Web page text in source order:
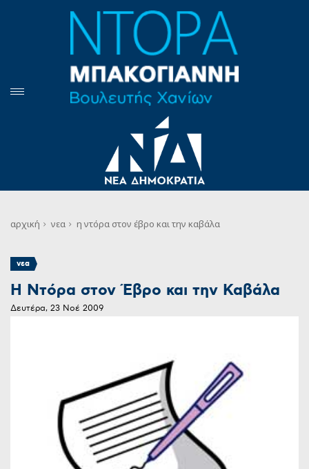
αρχική νεα η ντόρα στον έβρο και την καβάλα
νεα
Η Ντόρα στον Έβρο και την Καβάλα
Δευτέρα, 23 Νοέ 2009